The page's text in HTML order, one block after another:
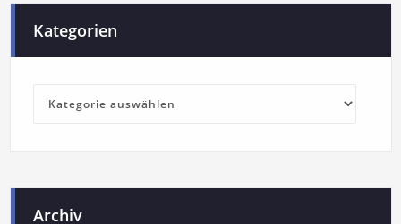
Kategorien
Archiv